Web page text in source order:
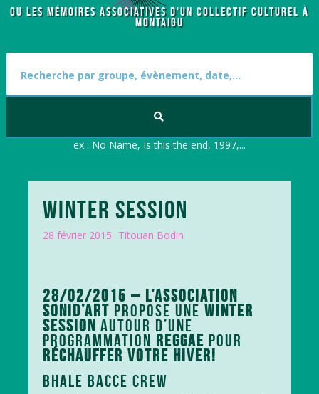
OU LES MÉMOIRES ASSOCIATIVES D'UN COLLECTIF CULTUREL À
MONTAIGU
ex : No Name, Is this the end, 1997,...
WINTER SESSION
28 février 2015 Titouan Bodin
28/02/2015 – L’ASSOCIATION
SONID’ART PROPOSE UNE WINTER
SESSION AUTOUR D’UNE
PROGRAMMATION REGGAE POUR
RÉCHAUFFER VOTRE HIVER!
BHALE BACCE CREW